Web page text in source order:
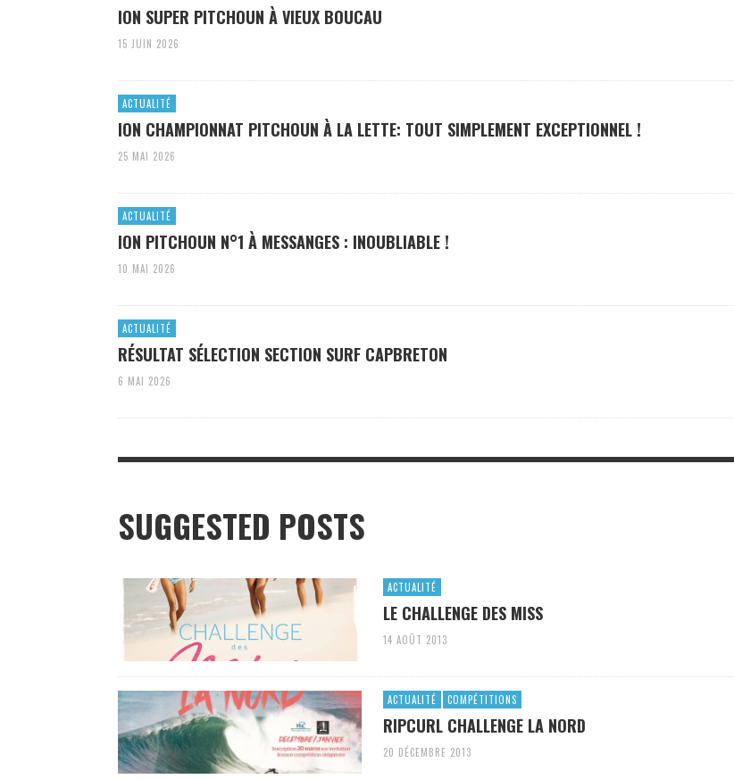
ION SUPER PITCHOUN À VIEUX BOUCAU
15 JUIN 2026
ACTUALITÉ
ION CHAMPIONNAT PITCHOUN À LA LETTE: TOUT SIMPLEMENT EXCEPTIONNEL !
25 MAI 2026
ACTUALITÉ
ION PITCHOUN N°1 À MESSANGES : INOUBLIABLE !
10 MAI 2026
ACTUALITÉ
RÉSULTAT SÉLECTION SECTION SURF CAPBRETON
6 MAI 2026
SUGGESTED POSTS
ACTUALITÉ
LE CHALLENGE DES MISS
14 AOÛT 2013
ACTUALITÉ COMPÉTITIONS
RIPCURL CHALLENGE LA NORD
20 DÉCEMBRE 2013